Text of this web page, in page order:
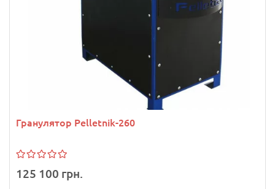
Гранулятор Pelletnik-260
125 100 грн.